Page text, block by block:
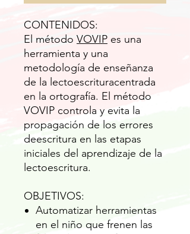
CONTENIDOS:
El método VOVIP es una
herramienta y una
metodología de enseñanza
de la lectoescrituracentrada
en la ortografía. El método
VOVIP controla y evita la
propagación de los errores
deescritura en las etapas
iniciales del aprendizaje de la
lectoescritura.
OBJETIVOS:
Automatizar herramientas
en el niño que frenen las